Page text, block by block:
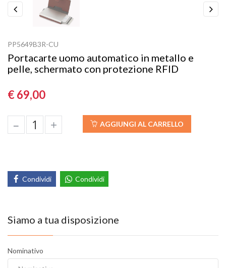
PP5649B3R-CU
Portacarte uomo automatico in metallo e
pelle, schermato con protezione RFID
€ 69,00
– + AGGIUNGI AL CARRELLO
Condividi Condividi
Siamo a tua disposizione
Nominativo